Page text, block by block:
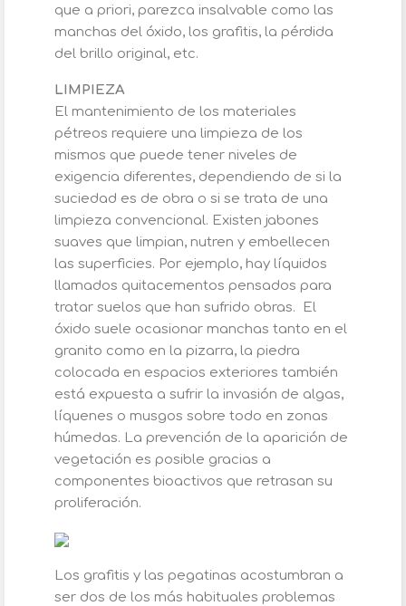
que a priori, parezca insalvable como las
manchas del óxido, los grafitis, la pérdida
del brillo original, etc.
LIMPIEZA
El mantenimiento de los materiales
pétreos requiere una limpieza de los
mismos que puede tener niveles de
exigencia diferentes, dependiendo de si la
suciedad es de obra o si se trata de una
limpieza convencional. Existen jabones
suaves que limpian, nutren y embellecen
las superficies. Por ejemplo, hay líquidos
llamados quitacementos pensados para
tratar suelos que han sufrido obras. El
óxido suele ocasionar manchas tanto en el
granito como en la pizarra, la piedra
colocada en espacios exteriores también
está expuesta a sufrir la invasión de algas,
líquenes o musgos sobre todo en zonas
húmedas. La prevención de la aparición de
vegetación es posible gracias a
componentes bioactivos que retrasan su
proliferación.
Los grafitis y las pegatinas acostumbran a
ser dos de los más habituales problemas